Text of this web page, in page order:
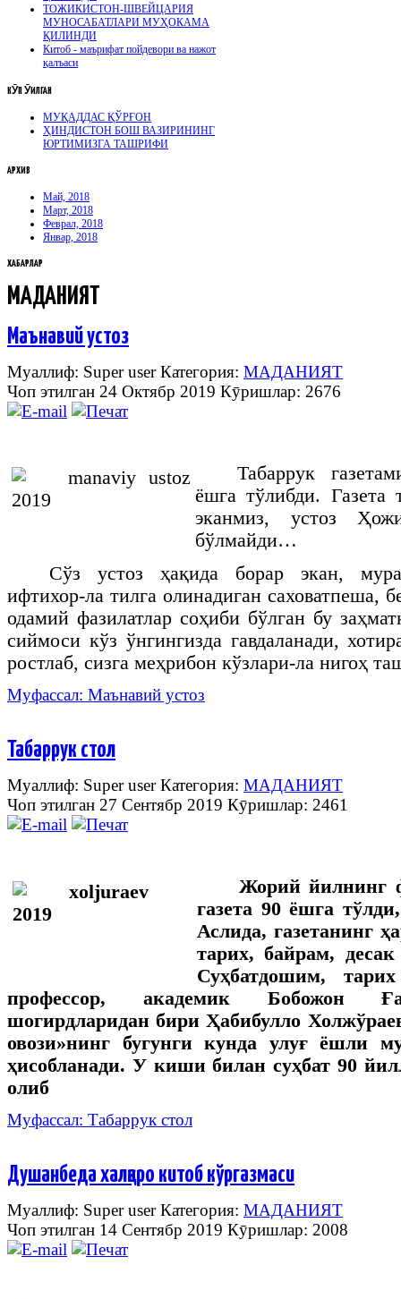
ТОЖИКИСТОН-ШВЕЙЦАРИЯ
МУНОСАБАТЛАРИ МУҲОКАМА
ҚИЛИНДИ
Китоб - маърифат пойдевори ва нажот
қалъаси
КӮП ӮҚИЛГАН
МУҚАДДАС ҚЎРҒОН
ҲИНДИСТОН БОШ ВАЗИРИНИНГ
ЮРТИМИЗГА ТАШРИФИ
АРХИВ
Май, 2018
Март, 2018
Феврал, 2018
Январ, 2018
ХАБАРЛАР
МАДАНИЯТ
Маънавий устоз
Муаллиф: Super userКатегория: МАДАНИЯТ
Чоп этилган 24 Октябр 2019 Кӯришлар: 2676
Табаррук
ёшга тўлибди. Газета
эканмиз, устоз
бўлмайди…
Сўз устоз ҳақида борар экан,
ифтихор-ла тилга олинадиган саховатпеша,
одамий фазилатлар соҳиби бўлган бу
сиймоси кўз ўнгингизда гавдаланади,
ростлаб, сизга меҳрибон кўзлари-ла нигоҳ
Муфассал: Маънавий устоз
Табаррук стол
Муаллиф: Super userКатегория: МАДАНИЯТ
Чоп этилган 27 Сентябр 2019 Кӯришлар: 2461
Жорий йилнинг
газета 90 ёшга
Аслида, газетанинг
тарих, байрам,
Суҳбатдошим,
профессор, академик Бобожон
шогирдларидан бири Ҳабибулло
овози»нинг бугунги кунда улуғ ёшли
ҳисобланади. У киши билан суҳбат 90
олиб
Муфассал: Табаррук стол
Душанбеда халқаро китоб кўргазмаси
Муаллиф: Super userКатегория: МАДАНИЯТ
Чоп этилган 14 Сентябр 2019 Кӯришлар: 2008